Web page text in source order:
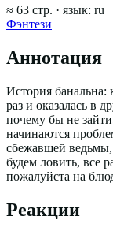
≈ 63 стр. · язык: ru
Фэнтези
Аннотация
История банальна:
раз и оказалась в
почему бы не
начинаются
сбежавшей
будем ловить, все
пожалуйста на
Реакции